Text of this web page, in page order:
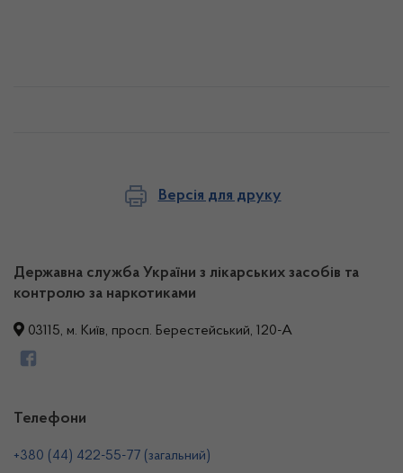
Версія для друку
Державна служба України з лікарських засобів та
контролю за наркотиками
03115, м. Київ, просп. Берестейський, 120-А
Телефони
+380 (44) 422-55-77 (загальний)